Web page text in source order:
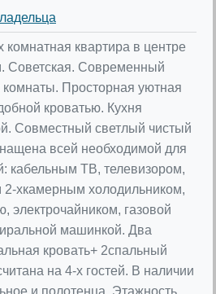
квартира в центре
Советская. Современный
Просторная уютная
кроватью. Кухня
Совместный светлый чистый
всей необходимой для
кабельным ТВ, телевизором,
хкамерным холодильником,
электрочайником, газовой
машинкой. Два
кровать+ 2спальный
на 4-х гостей. В наличии
и полотенца. Этажность